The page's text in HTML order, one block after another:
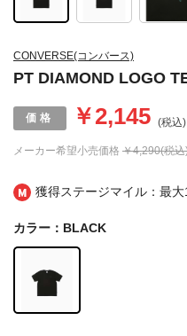
獲得ステージマイル：最大
CONVERSE(コンバース)
PT DIAMOND LOGO
メーカー希望小売価格 ￥4,290(税込
￥2,145 (税込)
カラー：BLACK